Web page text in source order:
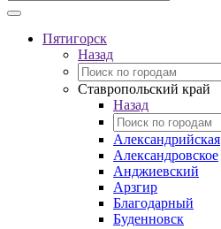
Пятигорск
Назад
Ставропольский край
Назад
Александрийская
Александровское
Анджиевский
Арзгир
Благодарный
Буденновск